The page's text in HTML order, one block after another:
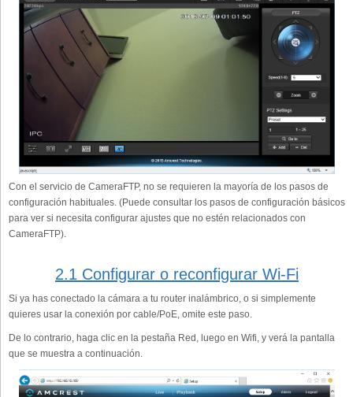
Con el servicio de CameraFTP, no se requieren la mayoría de los pasos de
configuración habituales. (Puede consultar los pasos de configuración básicos
para ver si necesita configurar ajustes que no estén relacionados con
CameraFTP).
2.1 Configurar o reconfigurar Wi-Fi
Si ya has conectado la cámara a tu router inalámbrico, o si simplemente
quieres usar la conexión por cable/PoE, omite este paso.
De lo contrario, haga clic en la pestaña Red, luego en Wifi, y verá la pantalla
que se muestra a continuación.